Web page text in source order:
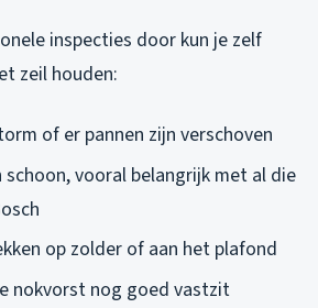
inspecties door kun je zelf
zeil houden:
of er pannen zijn verschoven
vooral belangrijk met al die
op zolder of aan het plafond
nokvorst nog goed vastzit